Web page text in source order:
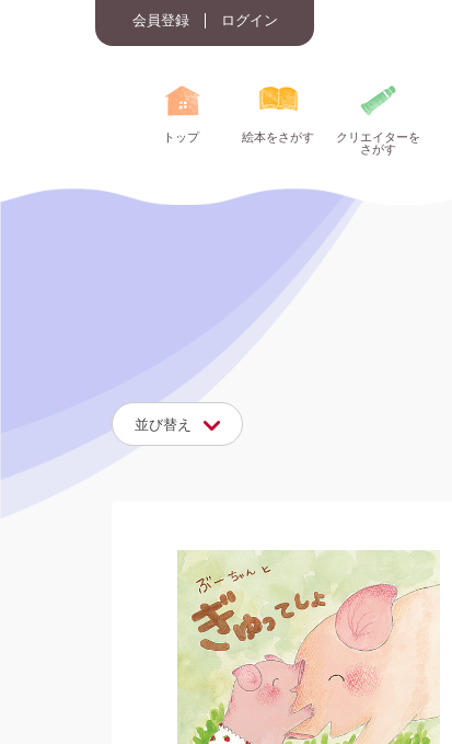
会員登録 ログイン
トップ 絵本をさがす
クリエイターを
さがす
並び替え